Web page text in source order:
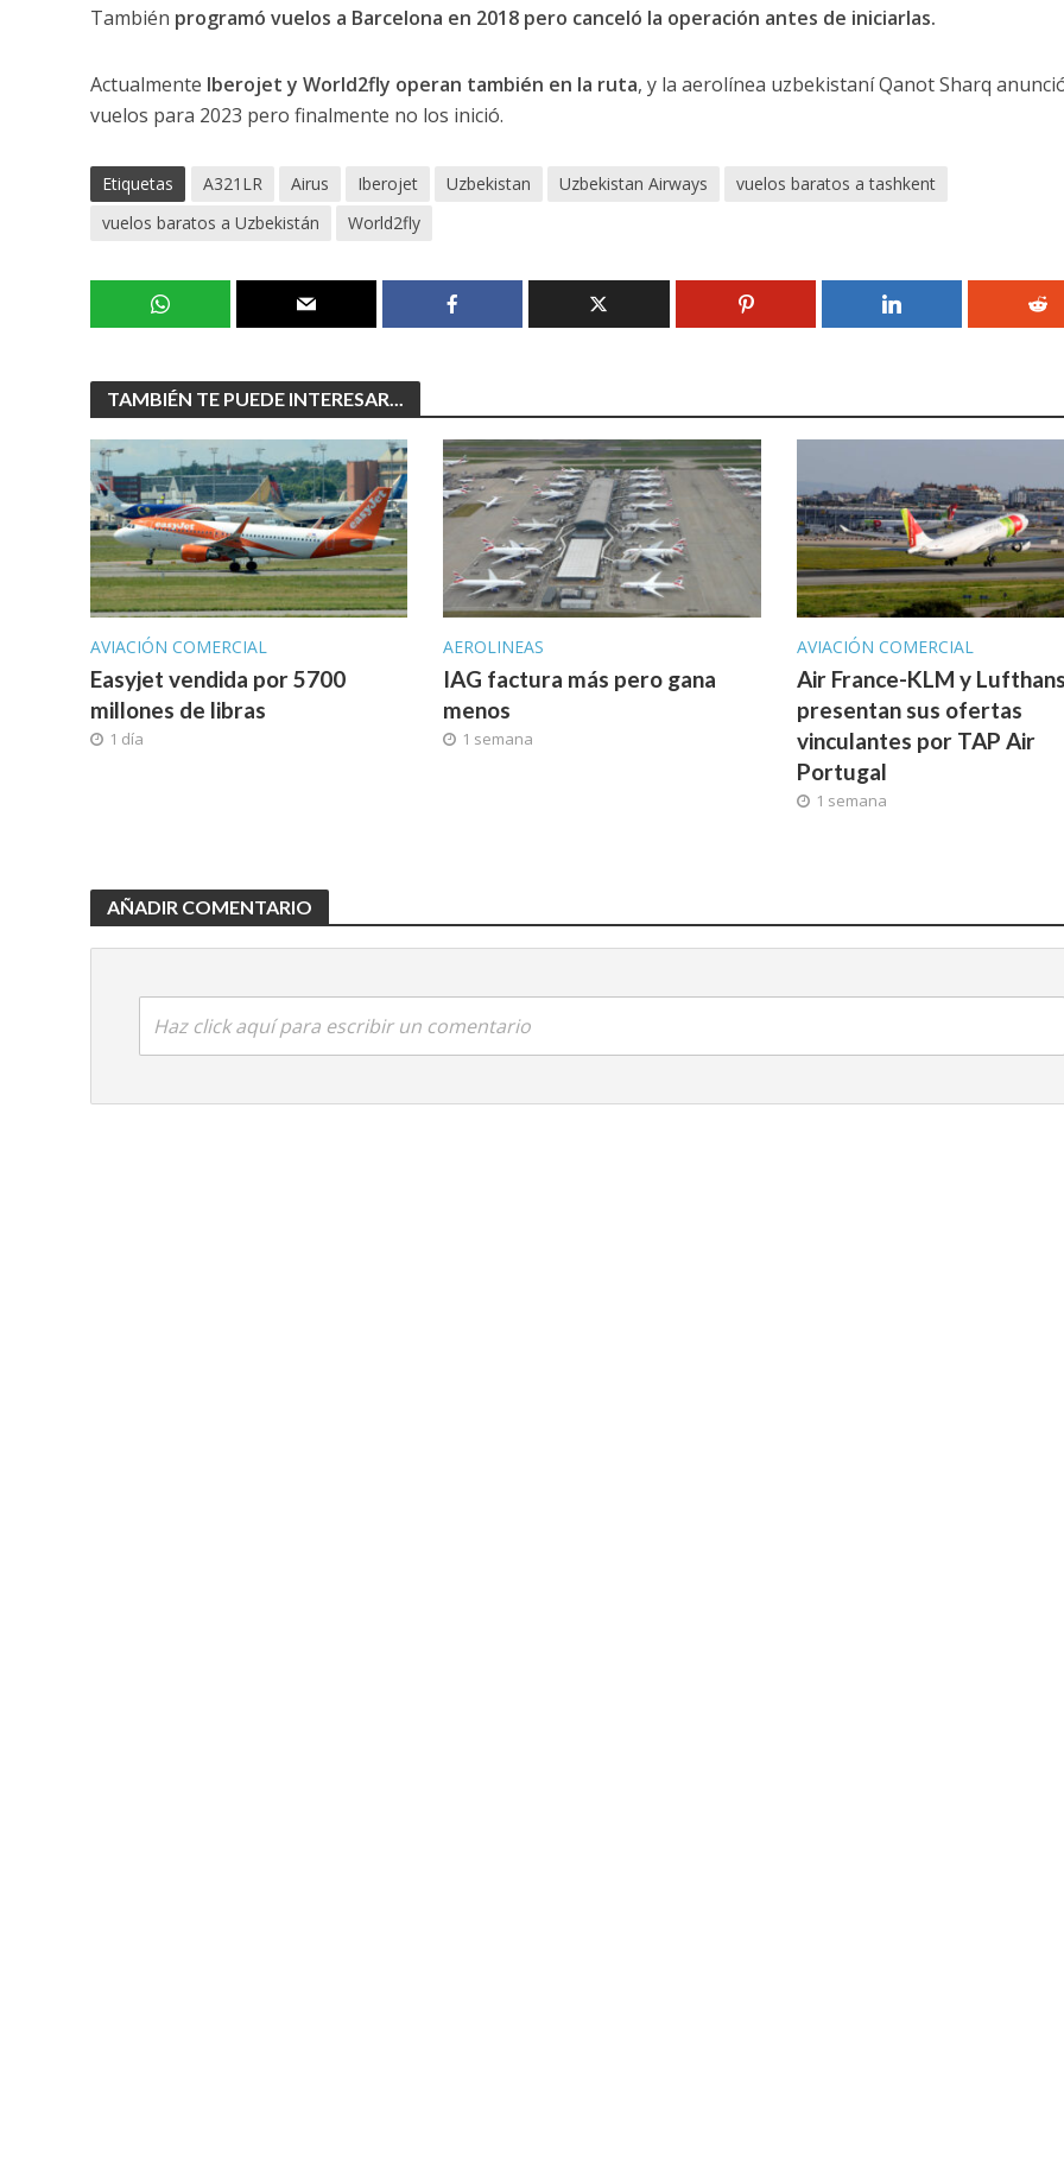
También programó vuelos a Barcelona en 2018 pero canceló la operación antes de iniciarlas.
Actualmente Iberojet y World2fly operan también en la ruta, y la aerolínea uzbekistaní Qanot Sharq
vuelos para 2023 pero finalmente no los inició.
Etiquetas A321LR Airus Iberojet Uzbekistan Uzbekistan Airways
vuelos baratos a tashkent
vuelos baratos a Uzbekistán
World2fly
TAMBIÉN TE PUEDE INTERESAR...
AVIACIÓN COMERCIAL
Easyjet vendida por 5700
millones de libras
1 día
AEROLINEAS
IAG factura más pero gana
menos
1 semana
AVIACIÓN COMERCIAL
Air France-KLM y
presentan sus ofertas
vinculantes por TAP Air
Portugal
1 semana
AÑADIR COMENTARIO
Haz click aquí para escribir un comentario